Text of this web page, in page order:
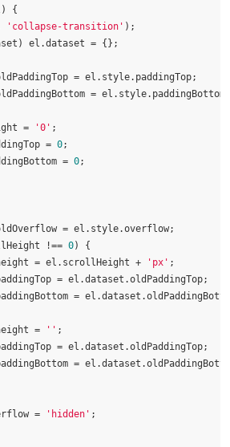
) {
'collapse-transition' );
) el.dataset = {};
= el. style. paddingTop;
= el. style. paddingBottom
= '0' ;
= 0;
= 0;
= el. style.overflow;
!== 0) {
= el. scrollHeight + 'px' ;
= el.dataset .oldPaddingTop;
= el.dataset .
= '' ;
= el.dataset .oldPaddingTop;
= el.dataset .
= 'hidden' ;